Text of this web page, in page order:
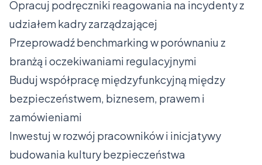
Opracuj podręczniki reagowania na incydenty z
udziałem kadry zarządzającej
Przeprowadź benchmarking w porównaniu z
branżą i oczekiwaniami regulacyjnymi
Buduj współpracę międzyfunkcyjną między
bezpieczeństwem, biznesem, prawem i
zamówieniami
Inwestuj w rozwój pracowników i inicjatywy
budowania kultury bezpieczeństwa